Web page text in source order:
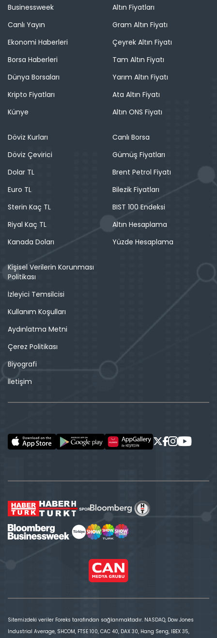
Businessweek
Canlı Yayın
Ekonomi Haberleri
Borsa Haberleri
Dünya Borsaları
Kripto Fiyatları
Künye
Altın Fiyatları
Gram Altın Fiyatı
Çeyrek Altın Fiyatı
Tam Altın Fiyatı
Yarım Altın Fiyatı
Ata Altın Fiyatı
Altın ONS Fiyatı
Döviz Kurları
Döviz Çevirici
Dolar TL
Euro TL
Sterin Kaç TL
Riyal Kaç TL
Kanada Doları
Canlı Borsa
Gümüş Fiyatları
Brent Petrol Fiyatı
Bilezik Fiyatları
BIST 100 Endeksi
Altın Hesaplama
Yüzde Hesaplama
Kişisel Verilerin Korunması
Politikası
İzleyici Temsilcisi
Kullanım Koşulları
Aydınlatma Metni
Çerez Politikası
Biyografi
İletişim
Sitemizdeki veriler Foreks tarafından sağlanmaktadır. NASDAQ, Dow Jones
Industrial Average, SHCOM, FTSE 100, CAC 40, DAX 30, Hang Seng, IBEX 35,